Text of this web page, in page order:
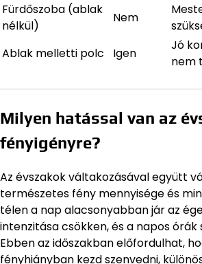
Fürdőszoba (ablak
nélkül)
Nem
Ablak melletti polc
Igen
Jó
nem
Milyen hatással van az
fényigényre?
Az évszakok váltakozásával együtt
természetes fény mennyisége és
télen a nap alacsonyabban jár az
intenzitása csökken, és a napos órák
Ebben az időszakban előfordulhat,
fényhiányban kezd szenvedni,